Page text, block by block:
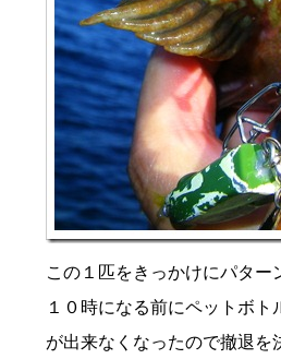
この１匹をきっかけにパタ
１０時になる前にペットボ
が出来なくなったので撤退を